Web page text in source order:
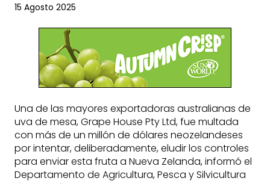
15 Agosto 2025
Una de las mayores exportadoras australianas de
uva de mesa, Grape House Pty Ltd, fue multada
con más de un millón de dólares neozelandeses
por intentar, deliberadamente, eludir los controles
para enviar esta fruta a Nueva Zelanda, informó el
Departamento de Agricultura, Pesca y Silvicultura